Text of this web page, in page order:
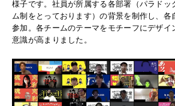
様子です。社員が所属する各部署（パラドッ
ム制をとっております）の背景を制作し、各
参加。各チームのテーマをモチーフにデザイ
意識が高まりました。